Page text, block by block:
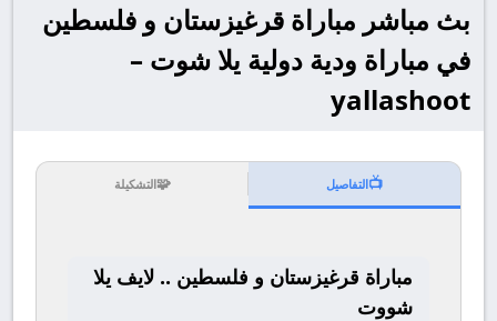
بث مباشر مباراة قرغيزستان و فلسطين
في مباراة ودية دولية يلا شوت –
yallashoot
📺التفاصيل 🧩التشكيلة
مباراة قرغيزستان و فلسطين .. لايف يلا
شووت